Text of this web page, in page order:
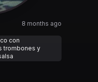
8 months ago
con
trombones y